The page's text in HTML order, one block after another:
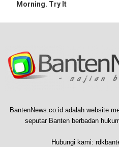
Morning. Try It
BantenNews.co.id adalah website
seputar Banten berbadan
Hubungi kami: